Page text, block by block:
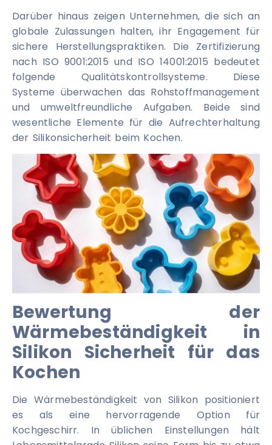
Darüber hinaus zeigen Unternehmen, die sich an
globale Zulassungen halten, ihr Engagement für
sichere Herstellungspraktiken. Die Zertifizierung
nach ISO 9001:2015 und ISO 14001:2015 bedeutet
folgende Qualitätskontrollsysteme. Diese
Systeme überwachen das Rohstoffmanagement
und umweltfreundliche Aufgaben. Beide sind
wesentliche Elemente für die Aufrechterhaltung
der Silikonsicherheit beim Kochen.
Bewertung der
Wärmebeständigkeit in
Silikon Sicherheit für das
Kochen
Die Wärmebeständigkeit von Silikon positioniert
es als eine hervorragende Option für
Kochgeschirr. In üblichen Einstellungen hält